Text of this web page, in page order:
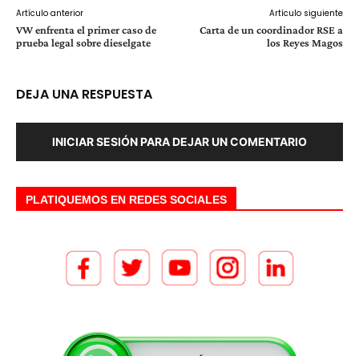
Artículo anterior
VW enfrenta el primer caso de
prueba legal sobre dieselgate
Artículo siguiente
Carta de un coordinador RSE a
los Reyes Magos
DEJA UNA RESPUESTA
INICIAR SESIÓN PARA DEJAR UN COMENTARIO
PLATIQUEMOS EN REDES SOCIALES